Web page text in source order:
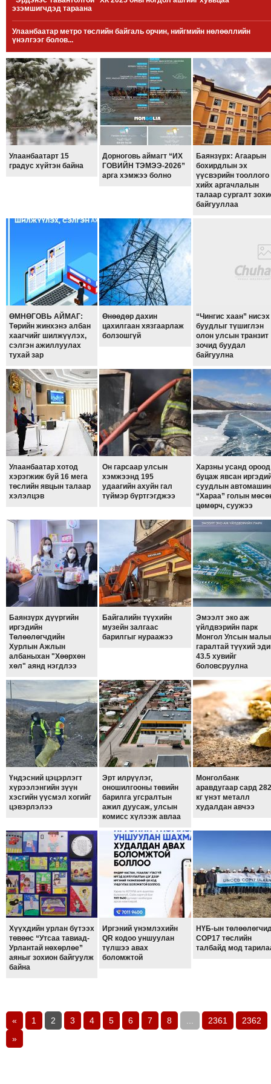
МЭДЭХҮЙ
ТЕХНОЛОГИ
ЭРДЭНЭТ
ҮЙЛДВЭРИЙН
ЭРГЭН
ТОЙРОНД
ХАВРЫН
ЧУУЛГАНЫ
ЭРГЭН
ТОЙРОНД
"ОУВС"-
ТОЙРОНД
ГРАНАТ
ДЭЛБЭРСЭН
ОСЛЫН
ЭРГЭН
ТОЙРОНД
ТӨВСИЙН
ТОДОТГОЛЫН
ЭРГЭН
ТОЙРОНД
ЕРӨНХИЙЛӨГЧИЙН
СОНГУУЛИЙН
ТОЙРОНД
29
СУРГУУЛИЙН
ТОЙРОНД
ЗӨРЧЛИЙН
ХУУЛИЙН
ЭРГЭН
ТОЙРОНД
ЕРӨНХИЙЛӨГЧИЙН
СОНГУУЛЬ-2017
эзэмшигчдэд тараана
Улаанбаатар метро төслийн байгаль орчин, нийгмийн нөлөөллийн
үнэлгээг болов...
Улаанбаатарт 15
градус хүйтэн байна
Дорноговь аймагт “ИХ
ГОВИЙН ТЭМЭЭ-2026”
арга хэмжээ болно
Баянзүрх: Агаарын
бохирдлын эх
үүсвэрийн тооллого
хийх аргачлалын
талаар сургалт
байгууллаа
ӨМНӨГОВЬ АЙМАГ:
Төрийн жинхэнэ албан
хаагчийг шилжүүлэх,
сэлгэн ажиллуулах
тухай зар
Өнөөдөр дахин
цахилгаан хязгаарлаж
болзошгүй
“Чингис хаан” нисэх
буудлыг түшиглэн
олон улсын транзит
зочид буудал
байгуулна
Улаанбаатар хотод
хэрэгжиж буй 16 мега
төслийн явцын талаар
хэлэлцэв
Он гарсаар улсын
хэмжээнд 195
удаагийн ахуйн гал
түймэр бүртгэгджээ
Харзны усанд ороод
буцаж явсан
суудлын автомашин
“Хараа” голын
цөмөрч, суужээ
Баянзүрх дүүргийн
иргэдийн
Төлөөлөгчдийн
Хурлын Ажлын
албаныхан "Хөөрхөн
хөл" аянд нэгдлээ
Байгалийн түүхийн
музейн залгаас
барилгыг нураажээ
Эмээлт эко аж
үйлдвэрийн парк
Монгол Улсын
гаралтай түүхий
43.5 хувийг
боловсруулна
Үндэсний цэцэрлэгт
хүрээлэнгийн зүүн
хэсгийн үүсмэл хогийг
цэвэрлэлээ
Эрт илрүүлэг,
оношилгооны төвийн
барилга угсралтын
ажил дуусаж, улсын
комисс хүлээж авлаа
Монголбанк
аравдугаар сард
кг үнэт металл
худалдан авчээ
Хүүхдийн урлан бүтээх
төвөөс “Утсаа тавиад-
Урлантай нөхөрлөе”
аяныг зохион байгуулж
байна
Иргэний үнэмлэхийн
QR кодоо уншуулан
түлшээ авах
боломжтой
НҮБ-ын
COP17 төслийн
талбайд мод
« 1 2 3 4 5 6 7 8 ... 2361
2362
»